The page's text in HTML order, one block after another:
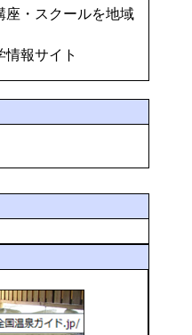
座・スクールを地域
情報サイト